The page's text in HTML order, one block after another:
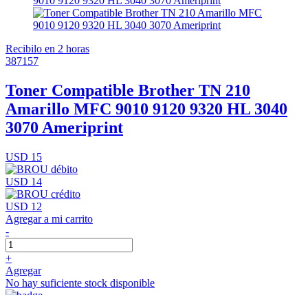
Recibilo en 2 horas
387157
Toner Compatible Brother TN 210
Amarillo MFC 9010 9120 9320 HL 3040
3070 Ameriprint
USD 15
USD 14
USD 12
Agregar a mi carrito
-
+
Agregar
No hay suficiente stock disponible